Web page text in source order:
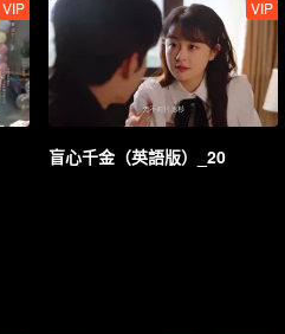
VIP VIP
盲心千金（英語版）_20